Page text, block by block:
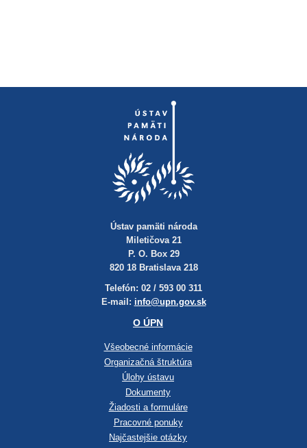
Ústav pamäti národa
Miletičova 21
P. O. Box 29
820 18 Bratislava 218
Telefón: 02 / 593 00 311
E-mail: info@upn.gov.sk
O ÚPN
Všeobecné informácie
Organizačná štruktúra
Úlohy ústavu
Dokumenty
Žiadosti a formuláre
Pracovné ponuky
Najčastejšie otázky